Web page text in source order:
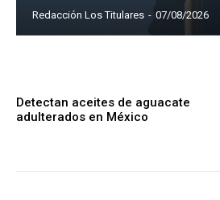
Redacción Los Titulares - 07/08/2026
Detectan aceites de aguacate
adulterados en México